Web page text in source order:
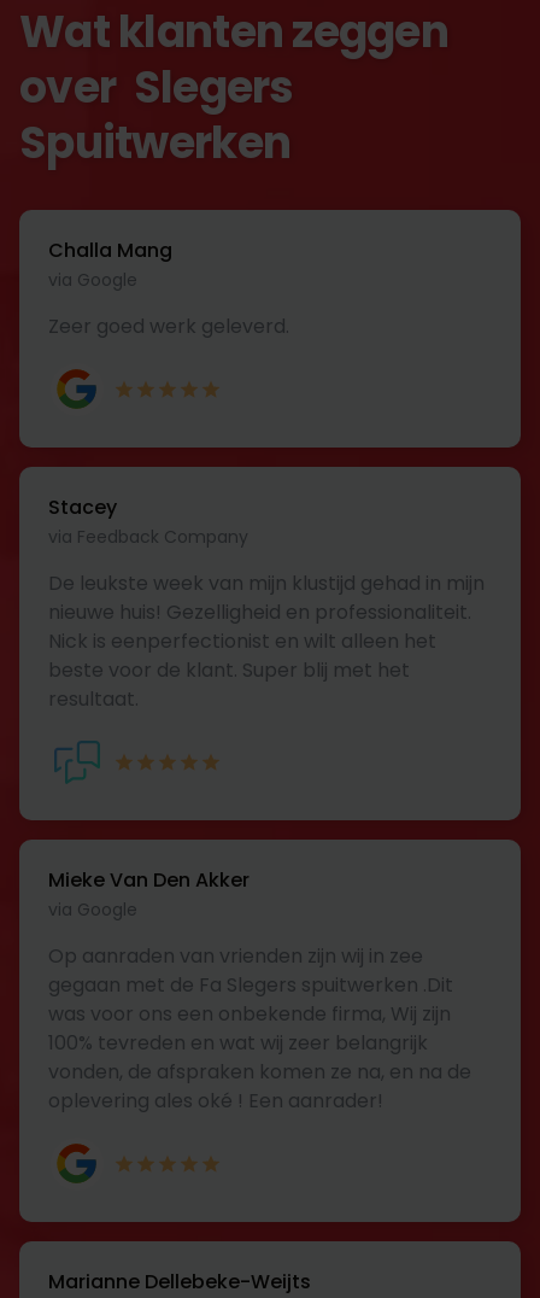
Wat klanten zeggen
over Slegers
Spuitwerken
Challa Mang
via Google
Zeer goed werk geleverd.
Stacey
via Feedback Company
De leukste week van mijn klustijd gehad in mijn
nieuwe huis! Gezelligheid en professionaliteit.
Nick is eenperfectionist en wilt alleen het
beste voor de klant. Super blij met het
resultaat.
Mieke Van Den Akker
via Google
Op aanraden van vrienden zijn wij in zee
gegaan met de Fa Slegers spuitwerken .Dit
was voor ons een onbekende firma, Wij zijn
100% tevreden en wat wij zeer belangrijk
vonden, de afspraken komen ze na, en na de
oplevering ales oké ! Een aanrader!
Marianne Dellebeke-Weijts